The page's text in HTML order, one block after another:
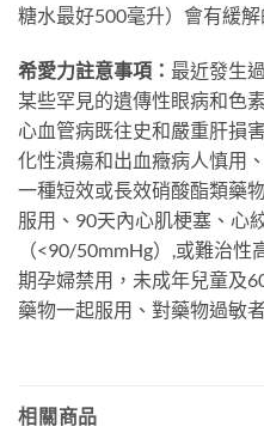
糖水最好500毫升）會有緩解
希愛力註意事項： 最近發生
某些罕見的遺傳性眼病和色
心血管病既往史和嚴重肝損
化性潰瘍和出血癥病人慎用
一種短效或長效硝酸酯類藥
服用、90天內心肌梗塞、心
（<90/50mmHg）,或難治
期孕婦禁用，未成年兒童及
藥物一起服用、對藥物過敏
相關商品